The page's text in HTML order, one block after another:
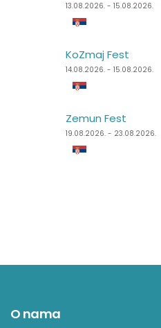
13.08.2026. - 15.08.2026.
KoZmaj Fest
14.08.2026. - 15.08.2026.
Zemun Fest
19.08.2026. - 23.08.2026.
07.08.2026. - 09.08.2026.
Punk Rock Holiday
11.08.2026. - 14.08.2026.
Špancirfest
21.08.2026. - 30.08.2026.
O nama